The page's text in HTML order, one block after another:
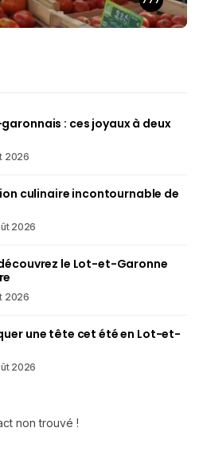
: ces joyaux à deux
2026
culinaire incontournable de
2026
le Lot-et-Garonne
2026
une tête cet été en Lot-et-
2026
non trouvé !